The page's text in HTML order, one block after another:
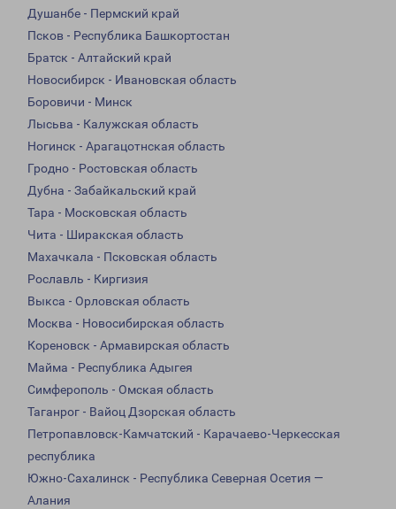
Душанбе - Пермский край
Псков - Республика Башкортостан
Братск - Алтайский край
Новосибирск - Ивановская область
Боровичи - Минск
Лысьва - Калужская область
Ногинск - Арагацотнская область
Гродно - Ростовская область
Дубна - Забайкальский край
Тара - Московская область
Чита - Ширакская область
Махачкала - Псковская область
Рославль - Киргизия
Выкса - Орловская область
Москва - Новосибирская область
Кореновск - Армавирская область
Майма - Республика Адыгея
Симферополь - Омская область
Таганрог - Вайоц Дзорская область
Петропавловск-Камчатский - Карачаево-Черкесская
республика
Южно-Сахалинск - Республика Северная Осетия —
Алания